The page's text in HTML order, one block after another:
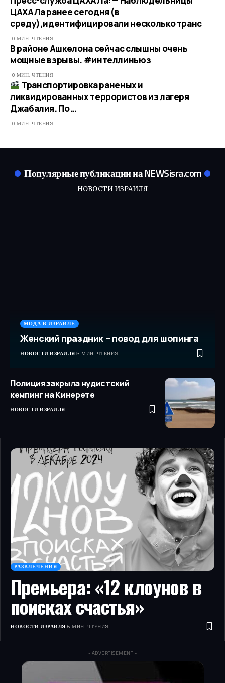
ЦАХАЛа ранее сегодня (в
среду),идентифицировали несколько транс
0 МИН. ЧТЕНИЯ
В районе Ашкелона сейчас слышны очень
мощные взрывы. #интеллиньюз
0 МИН. ЧТЕНИЯ
Транспортировка раненых и
ликвидированных террористов из лагеря
Джабалия. По …​
0 МИН. ЧТЕНИЯ
Популярные публикации на NEWSisra.com
НОВОСТИ ИЗРАИЛЯ
МОДА В ИЗРАИЛЕ
Женский праздник – повод для шопинга
НОВОСТИ ИЗРАИЛЯ 3 МИН. ЧТЕНИЯ
Полиция закрыла нудистский
кемпинг на Кинерете
НОВОСТИ ИЗРАИЛЯ
РАЗВЛЕЧЕНИЯ
Премьера: «12 клоунов в
поисках счастья»
НОВОСТИ ИЗРАИЛЯ 6 МИН. ЧТЕНИЯ
- ADVERTISEMENT -